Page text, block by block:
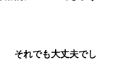
それでも大丈夫でし